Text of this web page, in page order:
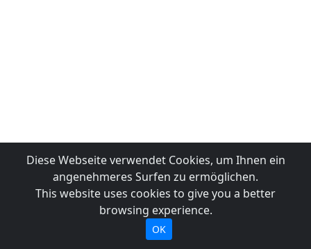
Diese Webseite verwendet Cookies, um Ihnen ein
angenehmeres Surfen zu ermöglichen.
This website uses cookies to give you a better
browsing experience.
OK